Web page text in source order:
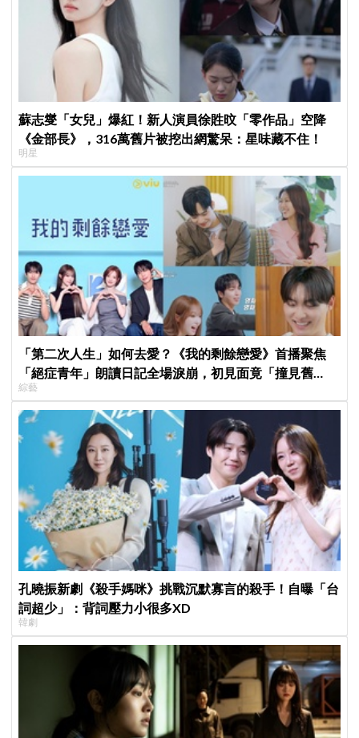
蘇志燮「女兒」爆紅！新人演員徐貹旼「零作品」空降
《金部長》，316萬舊片被挖出網驚呆：星味藏不住！
明星
「第二次人生」如何去愛？《我的剩餘戀愛》首播聚焦
「絕症青年」朗讀日記全場淚崩，初見面竟「撞見舊
識」！
綜藝
孔曉振新劇《殺手媽咪》挑戰沉默寡言的殺手！自曝「台
詞超少」：背詞壓力小很多XD
韓劇